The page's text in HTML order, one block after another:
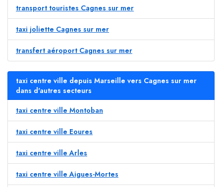
transport touristes Cagnes sur mer
taxi joliette Cagnes sur mer
transfert aéroport Cagnes sur mer
taxi centre ville depuis Marseille vers Cagnes sur mer
dans d'autres secteurs
taxi centre ville Montoban
taxi centre ville Eoures
taxi centre ville Arles
taxi centre ville Aigues-Mortes